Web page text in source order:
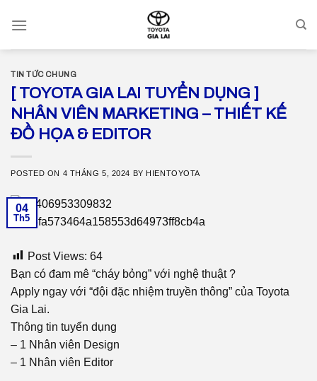
TIN TỨC CHUNG
[ TOYOTA GIA LAI TUYỂN DỤNG ]
NHÂN VIÊN MARKETING – THIẾT KẾ
ĐỒ HỌA & EDITOR
POSTED ON 4 THÁNG 5, 2024 BY HIENTOYOTA
04
Th5
Post Views: 64
Bạn có đam mê “cháy bỏng” với nghệ thuật ?
Apply ngay với “đội đặc nhiệm truyền thông” của Toyota
Gia Lai.
Thông tin tuyển dụng
– 1 Nhân viên Design
– 1 Nhân viên Editor